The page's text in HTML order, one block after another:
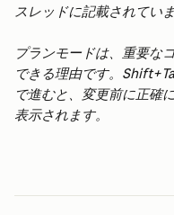
スレッドに記載されていま
プランモードは、重要な
できる理由です。
で進むと、変更前に正確
表示されます。